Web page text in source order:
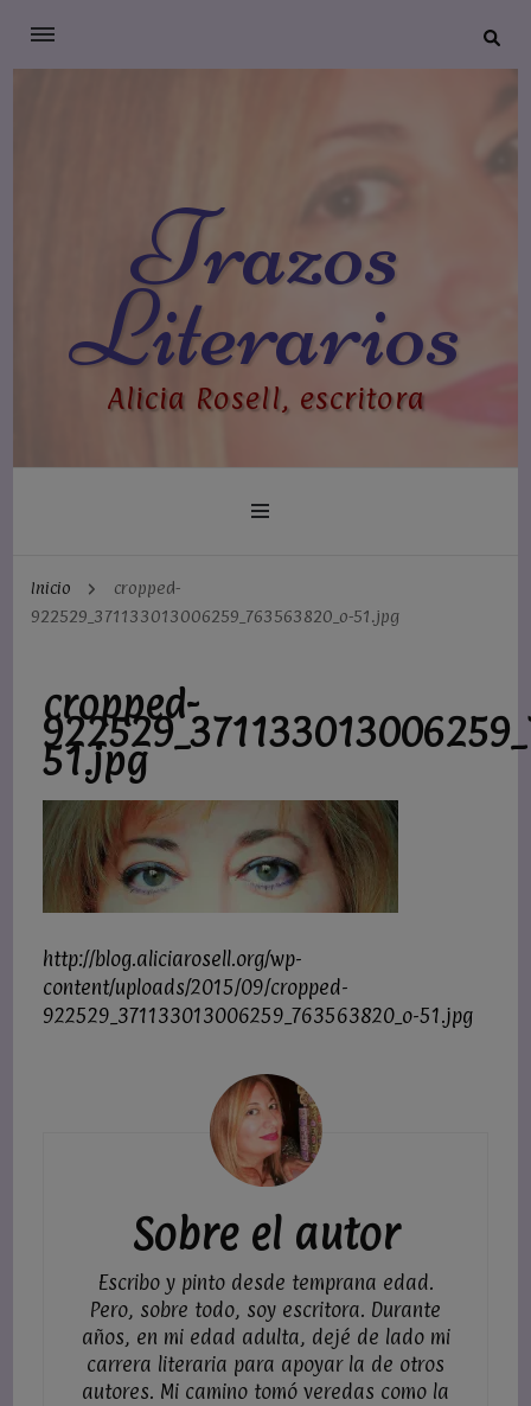
Trazos
Literarios
Alicia Rosell, escritora
Inicio
cropped-
922529_371133013006259_763563820_o-51.jpg
cropped-
51.jpg
http://blog.aliciarosell.org/wp-
content/uploads/2015/09/cropped-
922529_371133013006259_763563820_o-51.jpg
Sobre el autor
Escribo y pinto desde temprana edad.
Pero, sobre todo, soy escritora. Durante
años, en mi edad adulta, dejé de lado mi
carrera literaria para apoyar la de otros
autores. Mi camino tomó veredas como la